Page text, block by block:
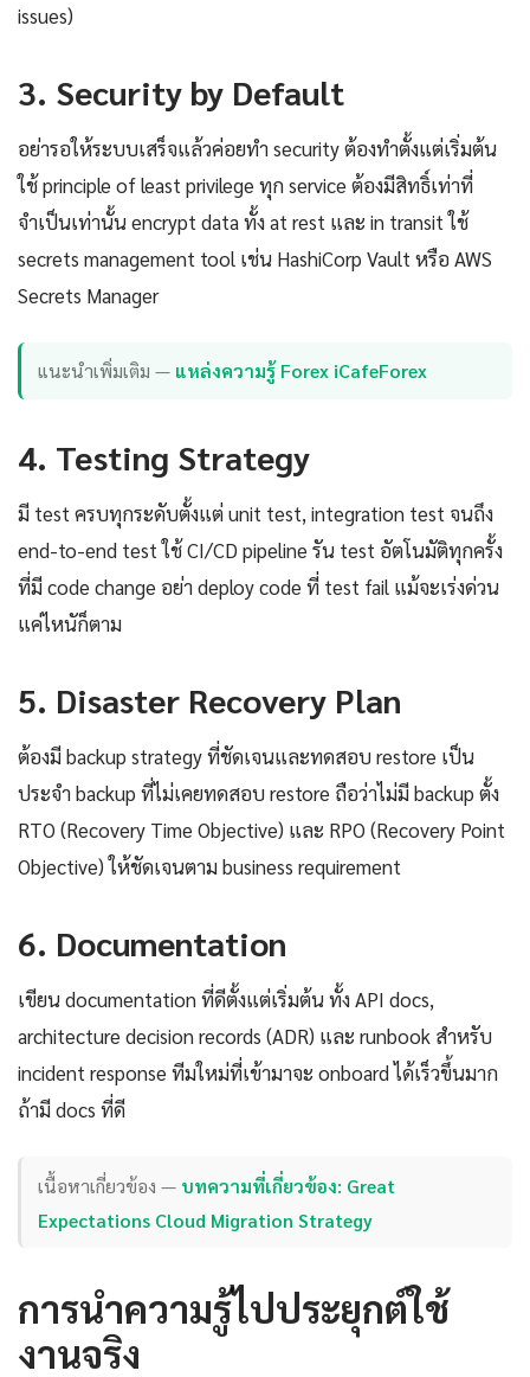
issues)
3. Security by Default
อย่ารอให้ระบบเสร็จแล้วค่อยทำ security ต้องทำตั้งแต่เริ่มต้น
ใช้ principle of least privilege ทุก service ต้องมีสิทธิ์เท่าที่
จำเป็นเท่านั้น encrypt data ทั้ง at rest และ in transit ใช้
secrets management tool เช่น HashiCorp Vault หรือ AWS
Secrets Manager
แนะนำเพิ่มเติม — แหล่งความรู้ Forex iCafeForex
4. Testing Strategy
มี test ครบทุกระดับตั้งแต่ unit test, integration test จนถึง
end-to-end test ใช้ CI/CD pipeline รัน test อัตโนมัติทุกครั้ง
ที่มี code change อย่า deploy code ที่ test fail แม้จะเร่งด่วน
แค่ไหนัก็ตาม
5. Disaster Recovery Plan
ต้องมี backup strategy ที่ชัดเจนและทดสอบ restore เป็น
ประจำ backup ที่ไม่เคยทดสอบ restore ถือว่าไม่มี backup ตั้ง
RTO (Recovery Time Objective) และ RPO (Recovery Point
Objective) ให้ชัดเจนตาม business requirement
6. Documentation
เขียน documentation ที่ดีตั้งแต่เริ่มต้น ทั้ง API docs,
architecture decision records (ADR) และ runbook สำหรับ
incident response ทีมใหม่ที่เข้ามาจะ onboard ได้เร็วขึ้นมาก
ถ้ามี docs ที่ดี
เนื้อหาเกี่ยวข้อง — บทความที่เกี่ยวข้อง: Great
Expectations Cloud Migration Strategy
การนำความรู้ไปประยุกต์ใช้
งานจริง